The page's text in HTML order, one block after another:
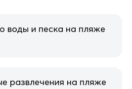
воды и песка на пляже
развлечения на пляже